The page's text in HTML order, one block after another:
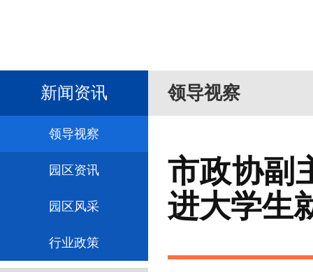
新闻资讯
领导视察
园区资讯
园区风采
行业政策
领导视察
市政协副
进大学生